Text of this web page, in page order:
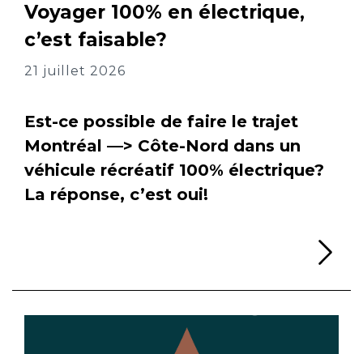
Voyager 100% en électrique,
c’est faisable?
21 juillet 2026
Est-ce possible de faire le trajet
Montréal —> Côte-Nord dans un
véhicule récréatif 100% électrique?
La réponse, c’est oui!